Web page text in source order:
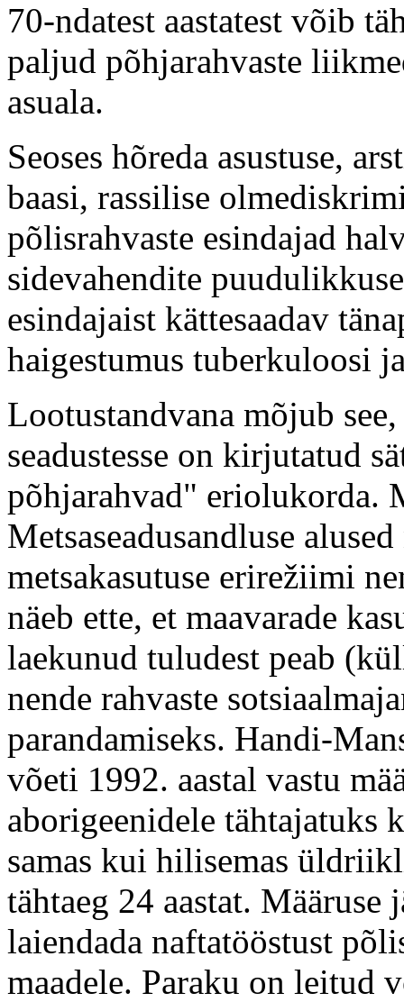
70-ndatest aastatest võib
paljud põhjarahvaste
asuala.
Seoses hõreda asustuse,
baasi, rassilise
põlisrahvaste esindajad
sidevahendite
esindajaist kättesaadav
haigestumus tuberkuloosi
Lootustandvana mõjub
seadustesse on kirjutatud
põhjarahvad" eriolukorda.
Metsaseadusandluse
metsakasutuse erirežiimi
näeb ette, et maavarade
laekunud tuludest peab
nende rahvaste
parandamiseks. Handi-
võeti 1992. aastal vastu
aborigeenidele tähtajatuks
samas kui hilisemas
tähtaeg 24 aastat.
laiendada naftatööstust
maadele. Paraku on leitud